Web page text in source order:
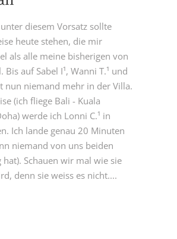
diesem Vorsatz sollte
heute stehen, die mir
als alle meine bisherigen von
Bis auf Sabel I¹, Wanni T.¹ und
nun niemand mehr in der Villa.
(ich fliege Bali - Kuala
werde ich Lonni C.¹ in
Ich lande genau 20 Minuten
niemand von uns beiden
hat). Schauen wir mal wie sie
denn sie weiss es nicht....